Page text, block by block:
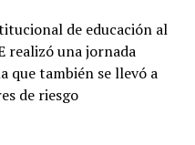
de educación al
realizó una jornada
que también se llevó a
de riesgo